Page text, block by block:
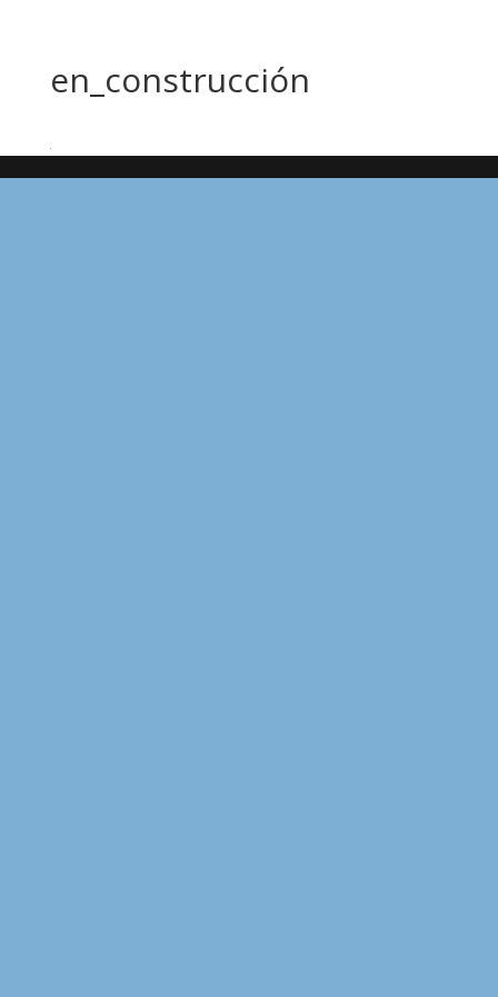
en_construcción